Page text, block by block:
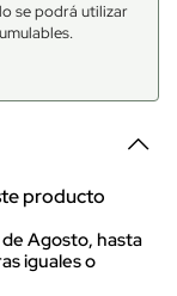
se podrá utilizar
producto
de Agosto, hasta
iguales o